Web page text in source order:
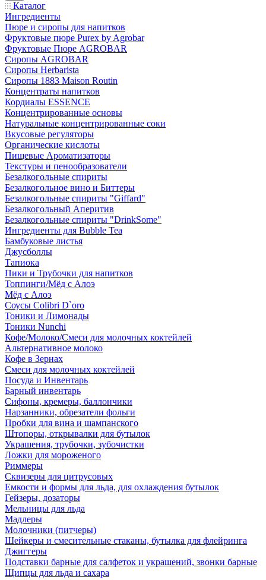
Каталог
Ингредиенты
Пюре и сиропы для напитков
Фруктовые пюре Purex by Agrobar
Фруктовые Пюре AGROBAR
Сиропы AGROBAR
Сиропы Herbarista
Сиропы 1883 Maison Routin
Концентраты напитков
Кордиалы ESSENCE
Концентрированные основы
Натуральные концентрированные соки
Вкусовые регуляторы
Органические кислоты
Пищевые Ароматизаторы
Текстуры и пенообразователи
Безалкогольные спириты
Безалкогольное вино и Биттеры
Безалкогольные спириты "Giffard"
Безалкогольный Аперитив
Безалкогольные спириты "DrinkSome"
Ингредиенты для Bubble Tea
Бамбуковые листья
Джусболлы
Тапиока
Пики и Трубочки для напитков
Топпинги/Мёд с Алоэ
Мёд с Алоэ
Соусы Colibri D`oro
Тоники и Лимонады
Тоники Nunchi
Кофе/Молоко/Смеси для молочных коктейлей
Альтернативное молоко
Кофе в Зернах
Смеси для молочных коктейлей
Посуда и Инвентарь
Барный инвентарь
Сифоны, кремеры, баллончики
Нарзанники, обрезатели фольги
Пробки для вина и шампанского
Штопоры, открывалки для бутылок
Украшения, трубочки, зубочистки
Ложки для мороженого
Риммеры
Сквизеры для цитрусовых
Емкости и формы для льда, для охлаждения бутылок
Гейзеры, дозаторы
Мельницы для льда
Мадлеры
Молочники (питчеры)
Шейкеры и смесительные стаканы, бутылка для флейринга
Джиггеры
Подставки барные для салфеток и украшений, звонки барные
Щипцы для льда и сахара